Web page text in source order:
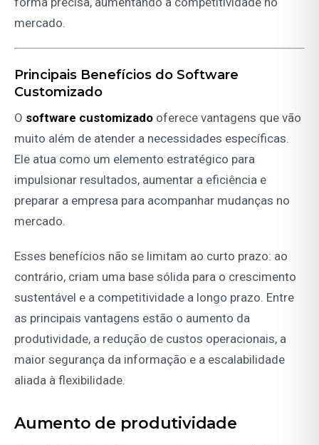
mercado.
Principais Benefícios do Software
Customizado
O software customizado oferece vantagens que vão
muito além de atender a necessidades específicas.
Ele atua como um elemento estratégico para
impulsionar resultados, aumentar a eficiência e
preparar a empresa para acompanhar mudanças no
mercado.
Esses benefícios não se limitam ao curto prazo: ao
contrário, criam uma base sólida para o crescimento
sustentável e a competitividade a longo prazo. Entre
as principais vantagens estão o aumento da
produtividade, a redução de custos operacionais, a
maior segurança da informação e a escalabilidade
aliada à flexibilidade.
Aumento de produtividade